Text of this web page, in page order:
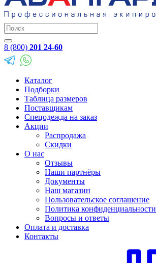
8 (800) 201 24-60
Каталог
Подборки
Таблица размеров
Поставщикам
Спецодежда на заказ
Акции
Распродажа
Скидки
О нас
Отзывы
Наши партнёры
Документы
Наш магазин
Пользовательское соглашение
Политика конфиденциальности
Вопросы и ответы
Оплата и доставка
Контакты